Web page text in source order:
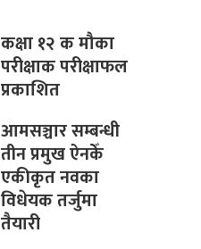
कक्षा १२ क मौका
परीक्षाक परीक्षाफल
प्रकाशित
आमसञ्चार सम्बन्धी
तीन प्रमुख ऐनकेँ
एकीकृत नवका
विधेयक तर्जुमा
तैयारी